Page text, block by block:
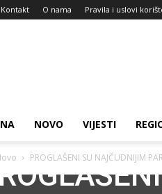
Kontakt O nama Pravila i uslovi
NOVO VIJESTI
PROGLAŠENI SU NAJČUDNIJIM